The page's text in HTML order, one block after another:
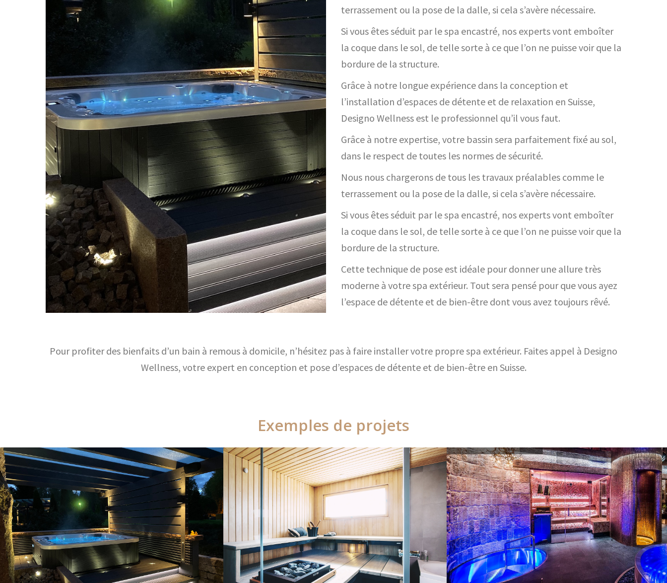
terrassement ou la pose de la dalle, si cela s’avère nécessaire.
Si vous êtes séduit par le spa encastré, nos experts vont emboîter
la coque dans le sol, de telle sorte à ce que l’on ne puisse voir que la
bordure de la structure.
Grâce à notre longue expérience dans la conception et
l’installation d’espaces de détente et de relaxation en Suisse,
Designo Wellness est le professionnel qu’il vous faut.
Grâce à notre expertise, votre bassin sera parfaitement fixé au sol,
dans le respect de toutes les normes de sécurité.
Nous nous chargerons de tous les travaux préalables comme le
terrassement ou la pose de la dalle, si cela s’avère nécessaire.
Si vous êtes séduit par le spa encastré, nos experts vont emboîter
la coque dans le sol, de telle sorte à ce que l’on ne puisse voir que la
bordure de la structure.
Cette technique de pose est idéale pour donner une allure très
moderne à votre spa extérieur. Tout sera pensé pour que vous ayez
l’espace de détente et de bien-être dont vous avez toujours rêvé.
Pour profiter des bienfaits d’un bain à remous à domicile, n’hésitez pas à faire installer votre propre spa extérieur. Faites appel à Designo
Wellness, votre expert en conception et pose d’espaces de détente et de bien-être en Suisse.
Exemples de projets
Exemples de projets Exemples de projets Exemples de projets